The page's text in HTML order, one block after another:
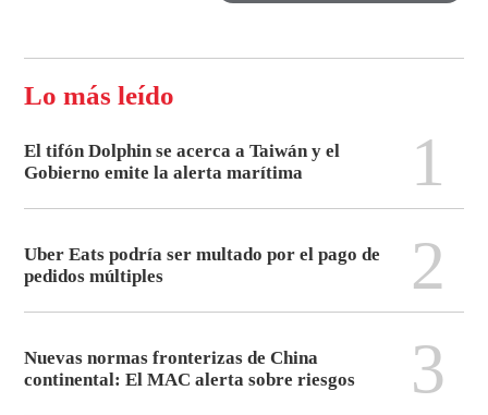
Lo más leído
El tifón Dolphin se acerca a Taiwán y el
Gobierno emite la alerta marítima
1
Uber Eats podría ser multado por el pago de
pedidos múltiples
2
Nuevas normas fronterizas de China
continental: El MAC alerta sobre riesgos
3